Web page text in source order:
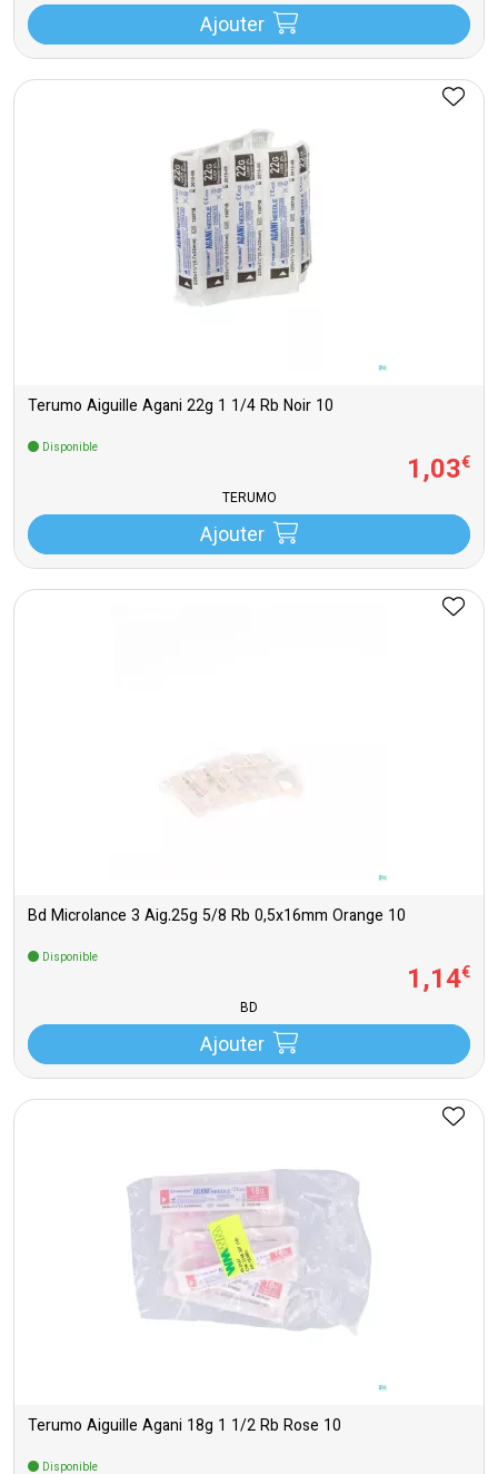
Ajouter
Terumo Aiguille Agani 22g 1 1/4 Rb Noir 10
Disponible
1,03€
TERUMO
Ajouter
Bd Microlance 3 Aig.25g 5/8 Rb 0,5x16mm Orange 10
Disponible
1,14€
BD
Ajouter
Terumo Aiguille Agani 18g 1 1/2 Rb Rose 10
Disponible